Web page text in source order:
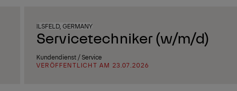
ILSFELD, GERMANY
Servicetechniker (w/m/d)
Kundendienst / Service
VERÖFFENTLICHT AM 23.07.2026